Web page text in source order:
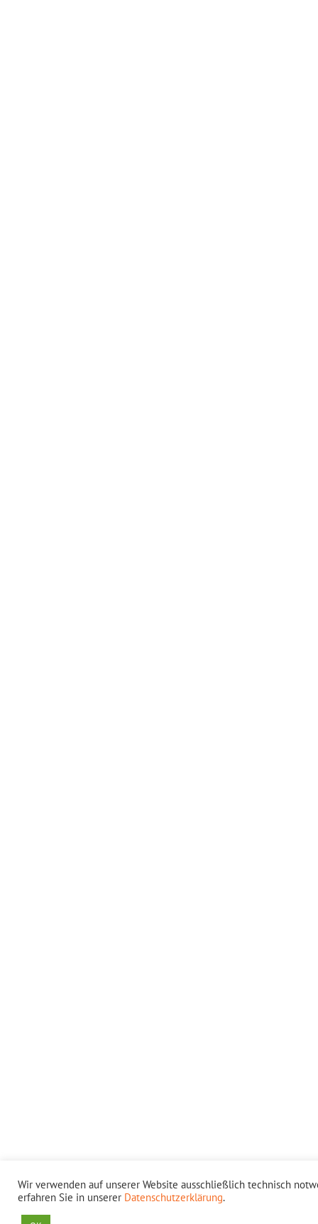
Wir verwenden auf unserer Website ausschließlich technisch
erfahren Sie in unserer Datenschutzerklärung.